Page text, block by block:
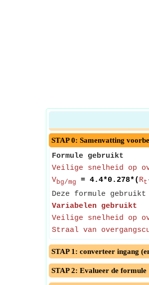
STAP 0: Samenvatting
Formule gebruikt
Veilige snelheid op
Vbg/mg = 4.4*0.278*( Rt
Deze formule gebruikt
Variabelen gebruikt
Veilige snelheid op
Straal van
STAP 1: converteer ingang
STAP 2: Evalueer de formule